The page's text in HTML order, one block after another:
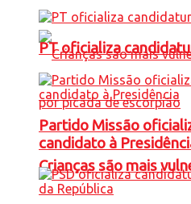
Crianças são mais
PT oficializa
Partido Missão
candidato à